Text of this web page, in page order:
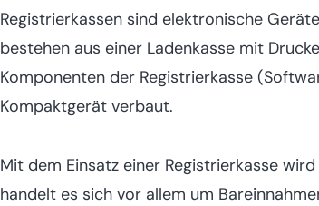
Registrierkassen sind elektronische
bestehen aus einer Ladenkasse mit
Komponenten der Registrierkasse
Kompaktgerät verbaut.
Mit dem Einsatz einer Registrierkasse
handelt es sich vor allem um